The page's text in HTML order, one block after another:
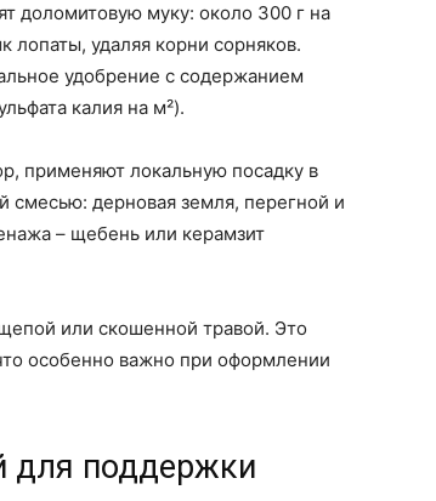
доломитовую муку: около 300 г на
удаляя корни сорняков.
удобрение с содержанием
калия на м²).
применяют локальную посадку в
дерновая земля, перегной и
– щебень или керамзит
или скошенной травой. Это
особенно важно при оформлении
для поддержки